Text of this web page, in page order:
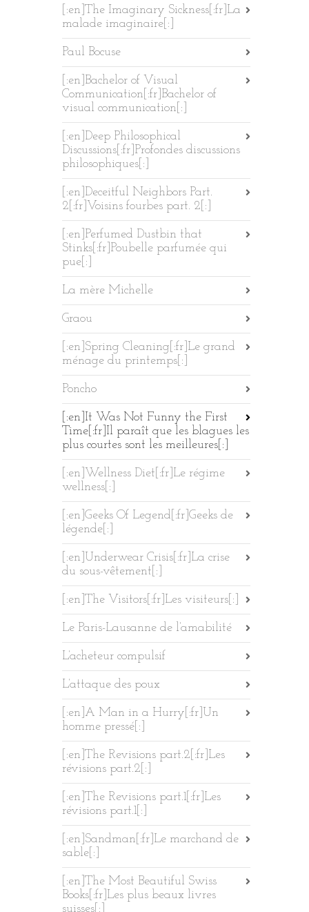
[:en]The Imaginary Sickness[:fr]La
malade imaginaire[:]
Paul Bocuse
[:en]Bachelor of Visual
Communication[:fr]Bachelor of
visual communication[:]
[:en]Deep Philosophical
Discussions[:fr]Profondes discussions
philosophiques[:]
[:en]Deceitful Neighbors Part.
2[:fr]Voisins fourbes part. 2[:]
[:en]Perfumed Dustbin that
Stinks[:fr]Poubelle parfumée qui
pue[:]
La mère Michelle
Graou
[:en]Spring Cleaning[:fr]Le grand
ménage du printemps[:]
Poncho
[:en]It Was Not Funny the First
Time[:fr]Il paraît que les blagues les
plus courtes sont les meilleures[:]
[:en]Wellness Diet[:fr]Le régime
wellness[:]
[:en]Geeks Of Legend[:fr]Geeks de
légende[:]
[:en]Underwear Crisis[:fr]La crise
du sous-vêtement[:]
[:en]The Visitors[:fr]Les visiteurs[:]
Le Paris-Lausanne de l’amabilité
L’acheteur compulsif
L’attaque des poux
[:en]A Man in a Hurry[:fr]Un
homme pressé[:]
[:en]The Revisions part.2[:fr]Les
révisions part.2[:]
[:en]The Revisions part.1[:fr]Les
révisions part.1[:]
[:en]Sandman[:fr]Le marchand de
sable[:]
[:en]The Most Beautiful Swiss
Books[:fr]Les plus beaux livres
suisses[:]